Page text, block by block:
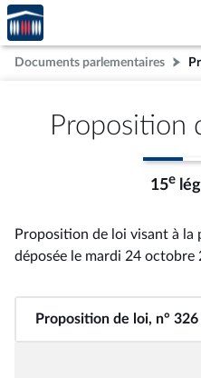
Aller au contenu
Aller en bas de la page
Accèder
à la
page
d'accueil
Documents parlementaires
Proposition
15e
Proposition de loi visant à
déposée le mardi 24 octobre
Proposition de loi, n° 326